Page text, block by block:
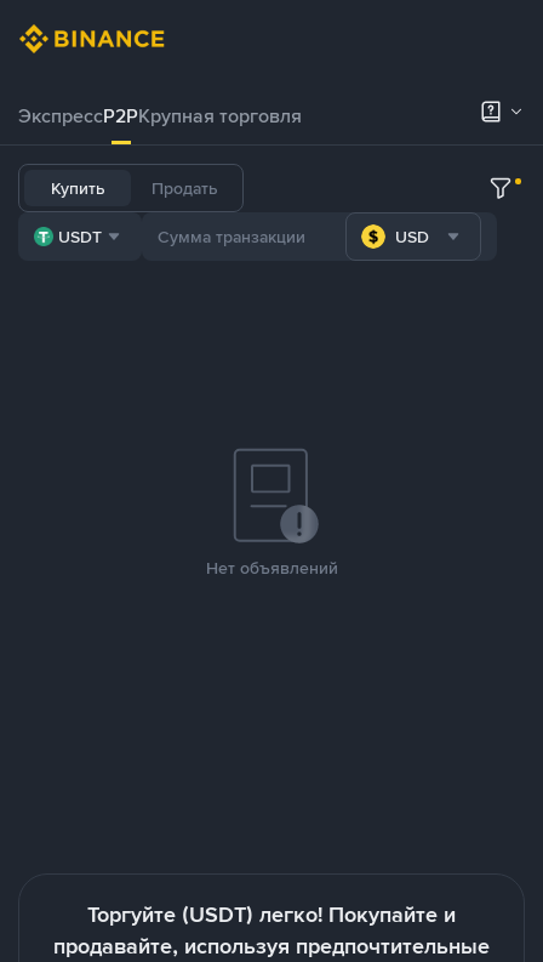
ЭкспрессP2PКрупная торговля
Купить Продать
USDT USD
Нет объявлений
Торгуйте (USDT) легко! Покупайте и
продавайте, используя предпочтительные